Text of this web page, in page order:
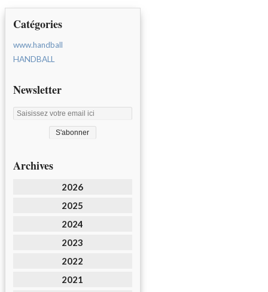
Catégories
www.handball
HANDBALL
Newsletter
Archives
2026
2025
2024
2023
2022
2021